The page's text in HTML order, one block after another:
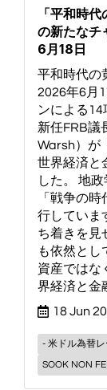
「平和時
の新たなチ
6月18日
平和時代の
2026年6月
ンによる14
新任FRB議
Warsh）が
世界経済と
した。 地
「戦争の
行していま
ち着きを見
も依然とし
資産ではな
界経済と金
18 Jun
- 米ドル為替レ
SOOK NON